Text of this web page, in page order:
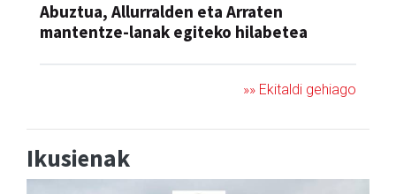
Abuztua, Allurralden eta Arraten
mantentze-lanak egiteko hilabetea
»» Ekitaldi gehiago
Ikusienak